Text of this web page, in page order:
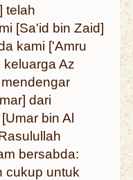
telah
[Sa'id bin Zaid]
kami ['Amru
keluarga Az
dari
bin Al
bersabda:
cukup untuk